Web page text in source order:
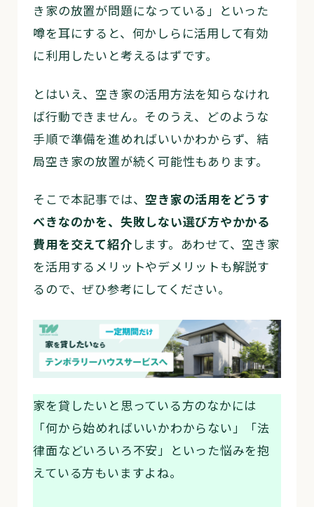
き家の放置が問題になっている」といった
噂を耳にすると、何かしらに活用して有効
に利用したいと考えるはずです。
とはいえ、空き家の活用方法を知らなけれ
ば行動できません。そのうえ、どのような
手順で準備を進めればいいかわからず、結
局空き家の放置が続く可能性もあります。
そこで本記事では、空き家の活用をどうす
べきなのかを、失敗しない選び方やかかる
費用を交えて紹介 します。あわせて、空き家
を活用するメリットやデメリットも解説す
るので、ぜひ参考にしてください。
家を貸したいと思っている方のなかには
「何から始めればいいかわからない」「法
律面などいろいろ不安」といった悩みを抱
えている方もいますよね。